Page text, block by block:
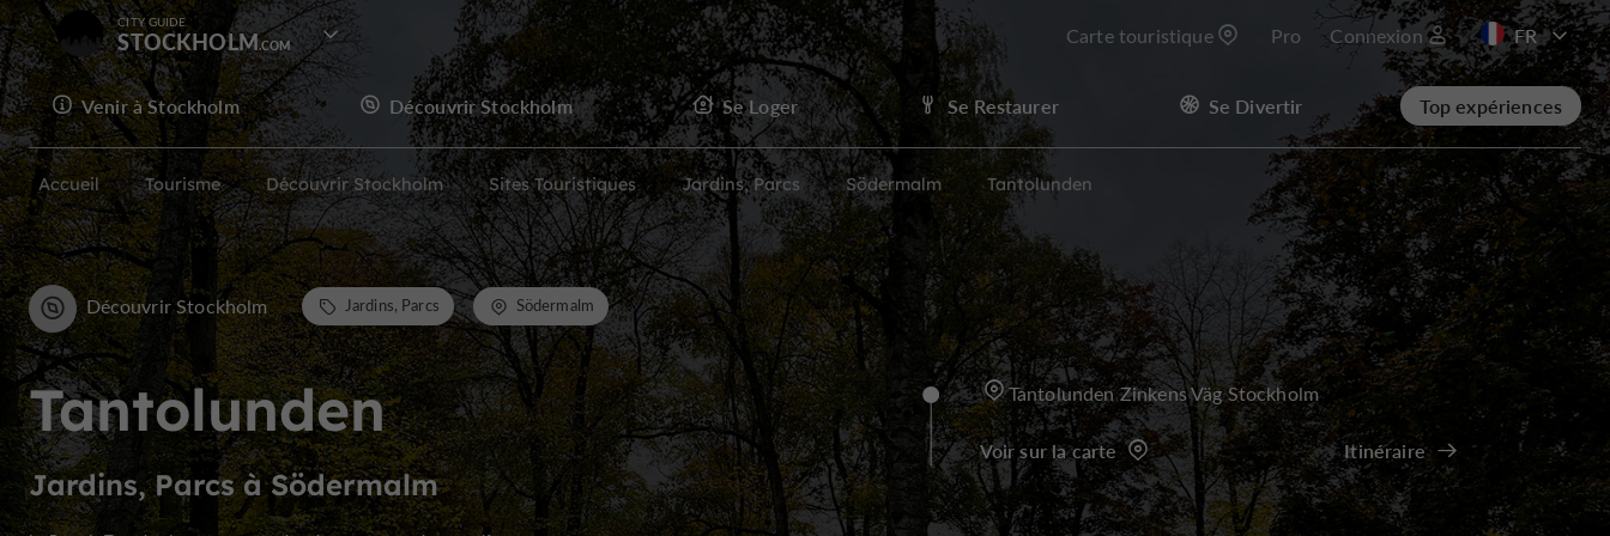
CITY GUIDE
STOCKHOLM Carte touristique Pro Connexion
EN
Venir à Stockholm Découvrir Stockholm Se Loger Se Restaurer Se Divertir Top expériences
Accueil Tourisme Découvrir Stockholm Sites Touristiques Jardins, Parcs Södermalm Tantolunden
Tantolunden
Jardins, Parcs à Södermalm
Découvrir Stockholm Jardins, Parcs Södermalm
Tantolunden Zinkens Väg Stockholm
Voir sur la carte Itinéraire